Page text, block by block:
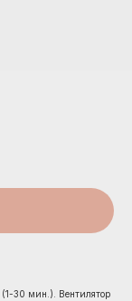
30 мин.). Вентилятор